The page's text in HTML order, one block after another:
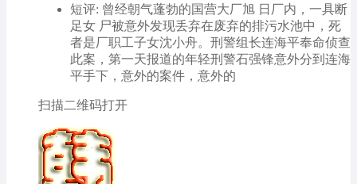
短评: 曾经朝气蓬勃的国营大厂旭 日厂内，一具断
足女 尸被意外发现丢弃在废弃的排污水池中，死
者是厂职工子女沈小舟。刑警组长连海平奉命侦查
此案，第一天报道的年轻刑警石强锋意外分到连海
平手下，意外的案件，意外的
扫描二维码打开